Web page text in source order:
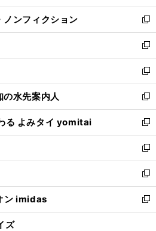
開
く
ウ
で
開
く
ン
ド
ウ
で
開
く
ウ
ィ
ン
ド
ウ
で
開
く
ンフィクション
新
し
い
ウ
ィ
ン
ド
ウ
で
開
く
新
し
い
ウ
ィ
ン
ド
ウ
で
開
く
新
し
い
ウ
ィ
ン
ド
ウ
で
開
く
水先案内人
新
し
い
ウ
ィ
ン
ド
ウ
で
開
る よみタイ yomitai
新
し
い
ウ
ィ
ン
ド
ウ
新
し
い
ウ
ィ
ン
新
し
い
ウ
ン imidas
新
し
ズ